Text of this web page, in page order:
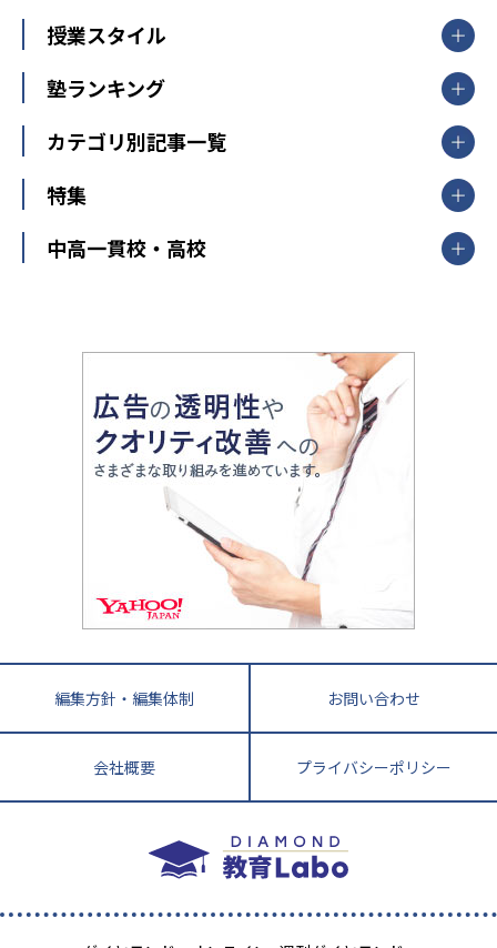
山形県
福島県
関東
東京都
神奈川県
茨城県
栃木県
群馬県
新潟県
中部
愛知県
静岡県
長野県
大阪府
兵庫県 京都府 奈良県
和歌山県
鳥取県
島根県 岡山県 広島県
香川県
高知県
長崎県 熊本県
鹿児島県 沖縄県
【掲載塾一覧を見る】
東京個別指導学院
明光義塾
個別教室のトライ
武田塾
授業スタイル
個別指導
オンライン指導
塾ランキング
中学受験ランキング
カテゴリ別記事一覧
中学受験
大学受験
教育全般
大学受験塾の選び方
中学受験に熱心な市区町村ランキング
小学校受験
家庭教師
特集
開成番長直伝！子どもの受験を成功させる方法
運動と遊びを考える
情報Ⅰ、数学が苦手な人注目！最短距離の学力
アップ法
悩み多き「大学受験」相談室
英語・英会話・英検対策
小学校教師が解説！中学受験のリアル
教育ジャーナリストが徹底解説！ 大学受験の羅
中高一貫校・高校
大学入試改革
ママテクエグザム
進化する中高一貫校・高校
編集方針・編集体制 お問い合わせ
会社概要 プライバシーポリシー